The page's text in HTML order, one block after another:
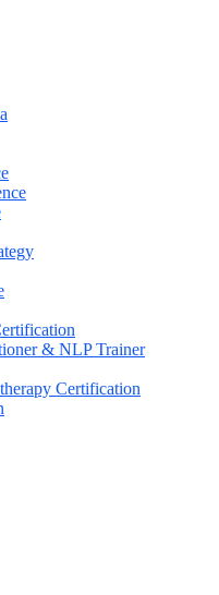
& NLP Trainer
Certification